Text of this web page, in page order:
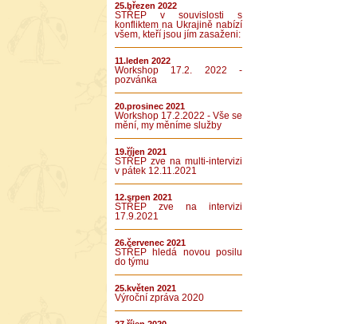
25.březen 2022
STŘEP v souvislosti s
konfliktem na Ukrajině nabízí
všem, kteří jsou jím zasaženi:
11.leden 2022
Workshop 17.2. 2022 -
pozvánka
20.prosinec 2021
Workshop 17.2.2022 - Vše se
mění, my měníme služby
19.říjen 2021
STŘEP zve na multi-intervizi
v pátek 12.11.2021
12.srpen 2021
STŘEP zve na intervizi
17.9.2021
26.červenec 2021
STŘEP hledá novou posilu
do týmu
25.květen 2021
Výroční zpráva 2020